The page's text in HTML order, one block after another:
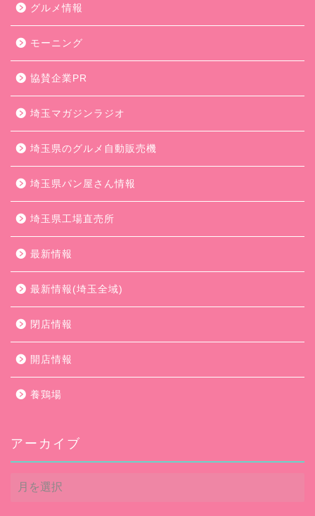
グルメ情報
モーニング
協賛企業PR
埼玉マガジンラジオ
埼玉県のグルメ自動販売機
埼玉県パン屋さん情報
埼玉県工場直売所
最新情報
最新情報(埼玉全域)
閉店情報
開店情報
養鶏場
アーカイブ
ア
ー